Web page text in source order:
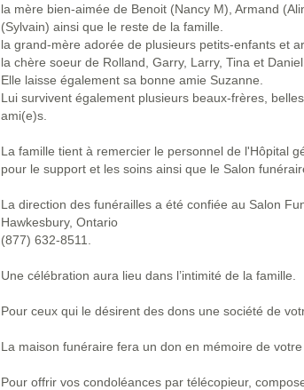
la mère bien-aimée de Benoit (Nancy M), Armand
(Sylvain) ainsi que le reste de la famille.
la grand-mère adorée de plusieurs petits-enfants et
la chère soeur de Rolland, Garry, Larry, Tina et Daniel.
Elle laisse également sa bonne amie Suzanne.
Lui survivent également plusieurs beaux-frères,
ami(e)s.
La famille tient à remercier le personnel de l'Hôpital
pour le support et les soins ainsi que le Salon
La direction des funérailles a été confiée au Salon
Hawkesbury, Ontario
(877) 632-8511.
Une célébration aura lieu dans l’intimité de la famille.
Pour ceux qui le désirent des dons une société de
La maison funéraire fera un don en mémoire de
Pour offrir vos condoléances par télécopieur,